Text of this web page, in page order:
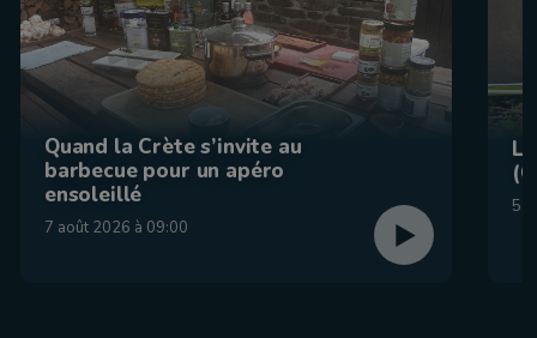
Quand la Crète s’invite au
barbecue pour un apéro
ensoleillé
7 août 2026 à 09:00
5